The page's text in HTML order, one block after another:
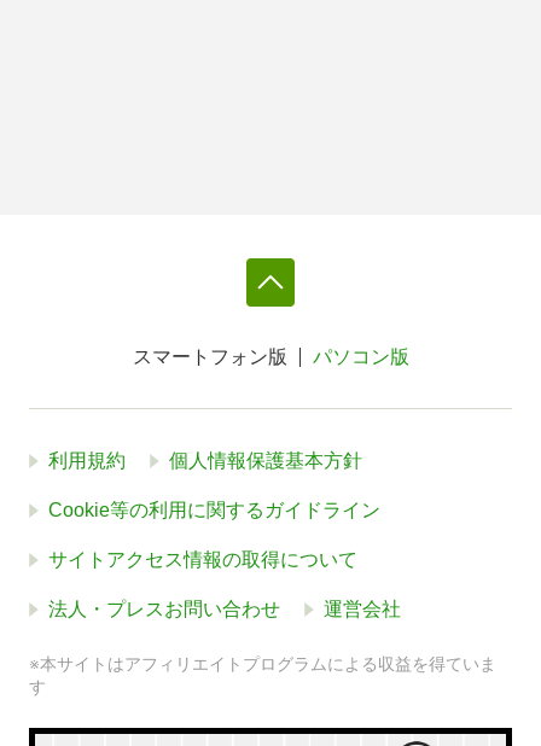
スマートフォン版 パソコン版
利用規約 個人情報保護基本方針
Cookie等の利用に関するガイドライン
サイトアクセス情報の取得について
法人・プレスお問い合わせ 運営会社
※本サイトはアフィリエイトプログラムによる収益を得ていま
す